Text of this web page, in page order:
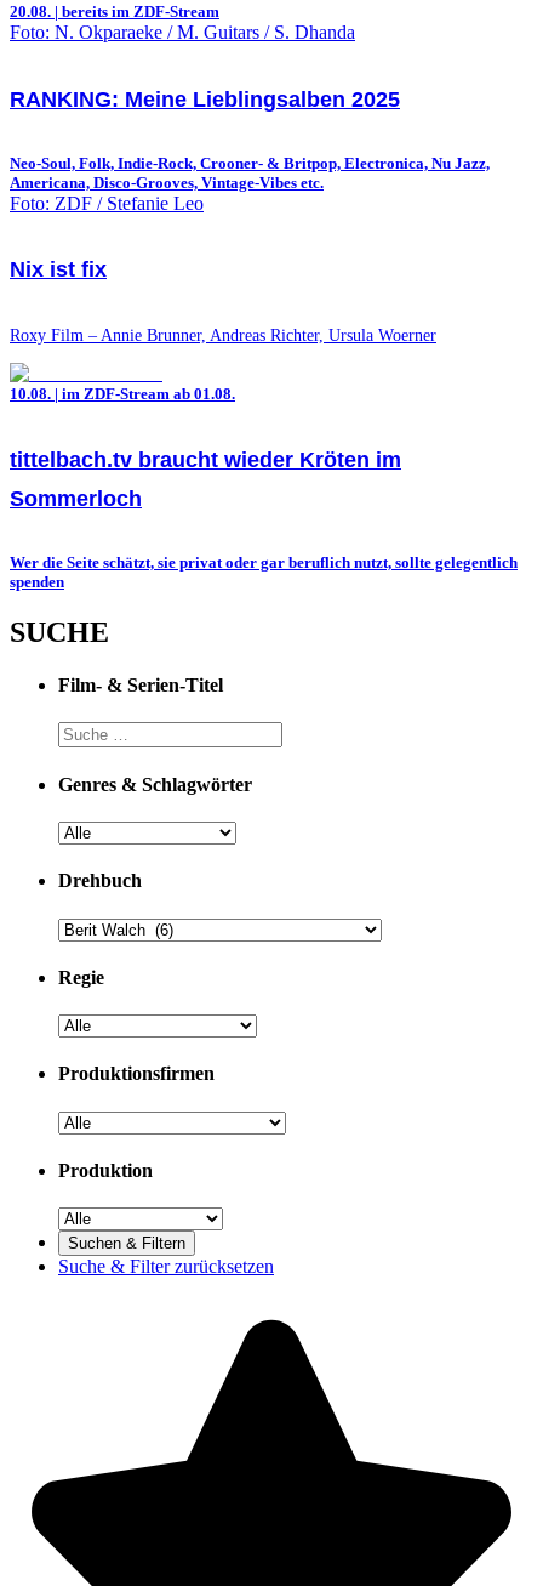
20.08. | bereits im ZDF-Stream
Foto: N. Okparaeke / M. Guitars / S. Dhanda
RANKING: Meine Lieblingsalben 2025
Neo-Soul, Folk, Indie-Rock, Crooner- & Britpop, Electronica, Nu Jazz,
Americana, Disco-Grooves, Vintage-Vibes etc.
Foto: ZDF / Stefanie Leo
Nix ist fix
Roxy Film – Annie Brunner, Andreas Richter, Ursula Woerner
10.08. | im ZDF-Stream ab 01.08.
tittelbach.tv braucht wieder Kröten im
Sommerloch
Wer die Seite schätzt, sie privat oder gar beruflich nutzt, sollte gelegentlich
spenden
SUCHE
Film- & Serien-Titel
Genres & Schlagwörter
Drehbuch
Regie
Produktionsfirmen
Produktion
Suche & Filter zurücksetzen